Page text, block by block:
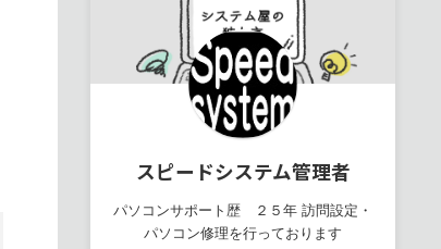
スピードシステム管理者
パソコンサポート歴 ２５年 訪問設定・
パソコン修理を行っております